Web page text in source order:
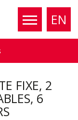
EN
FIXE, 2
6